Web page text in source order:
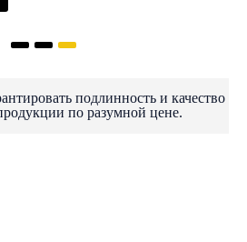
подлинность и качество
по разумной цене.